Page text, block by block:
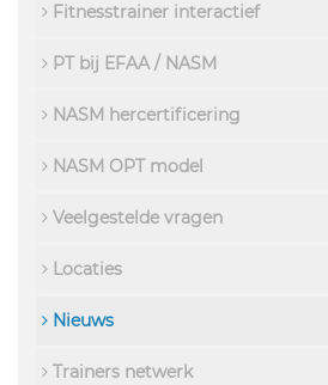
Fitnesstrainer interactief
PT bij EFAA / NASM
NASM hercertificering
NASM OPT model
Veelgestelde vragen
Locaties
Nieuws
Trainers netwerk